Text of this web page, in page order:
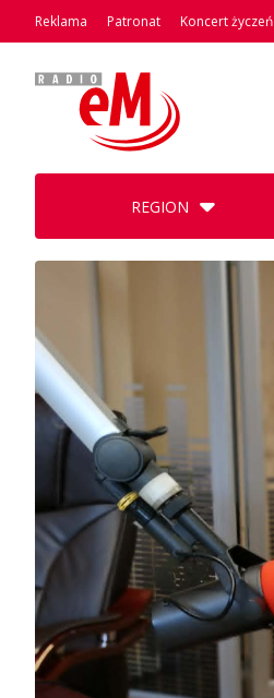
Reklama Patronat Koncert życzeń
REGION